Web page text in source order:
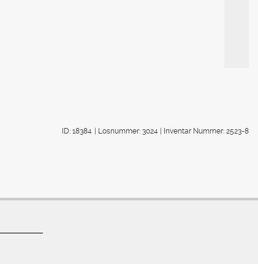
ID: 18384 | Losnummer: 3024 | Inventar Nummer: 2523-8